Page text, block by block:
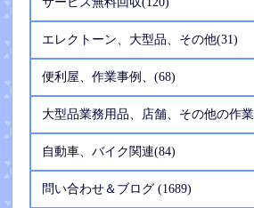
エレクトーン、大型品、その他(31)
便利屋、作業事例、(68)
大型品業務用品、店舗、その他の作
自動車、バイク関連(84)
問い合わせ＆ブログ (1689)